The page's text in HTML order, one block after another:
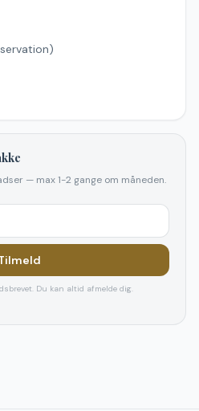
— max 1-2 gange om måneden.
Du kan altid afmelde dig.